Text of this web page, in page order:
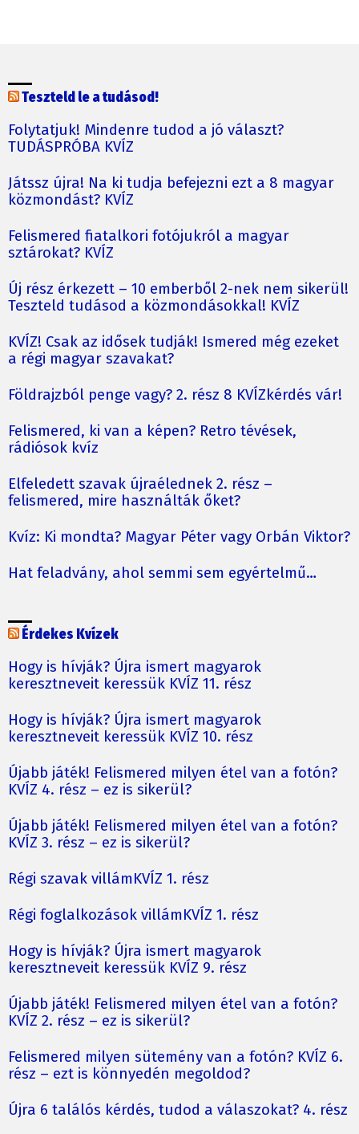
Teszteld le a tudásod!
Folytatjuk! Mindenre tudod a jó választ?
TUDÁSPRÓBA KVÍZ
Játssz újra! Na ki tudja befejezni ezt a 8 magyar
közmondást? KVÍZ
Felismered fiatalkori fotójukról a magyar
sztárokat? KVÍZ
Új rész érkezett – 10 emberből 2-nek nem sikerül!
Teszteld tudásod a közmondásokkal! KVÍZ
KVÍZ! Csak az idősek tudják! Ismered még ezeket
a régi magyar szavakat?
Földrajzból penge vagy? 2. rész 8 KVÍZkérdés vár!
Felismered, ki van a képen? Retro tévések,
rádiósok kvíz
Elfeledett szavak újraélednek 2. rész –
felismered, mire használták őket?
Kvíz: Ki mondta? Magyar Péter vagy Orbán Viktor?
Hat feladvány, ahol semmi sem egyértelmű…
Érdekes Kvízek
Hogy is hívják? Újra ismert magyarok
keresztneveit keressük KVÍZ 11. rész
Hogy is hívják? Újra ismert magyarok
keresztneveit keressük KVÍZ 10. rész
Újabb játék! Felismered milyen étel van a fotón?
KVÍZ 4. rész – ez is sikerül?
Újabb játék! Felismered milyen étel van a fotón?
KVÍZ 3. rész – ez is sikerül?
Régi szavak villámKVÍZ 1. rész
Régi foglalkozások villámKVÍZ 1. rész
Hogy is hívják? Újra ismert magyarok
keresztneveit keressük KVÍZ 9. rész
Újabb játék! Felismered milyen étel van a fotón?
KVÍZ 2. rész – ez is sikerül?
Felismered milyen sütemény van a fotón? KVÍZ 6.
rész – ezt is könnyedén megoldod?
Újra 6 találós kérdés, tudod a válaszokat? 4. rész